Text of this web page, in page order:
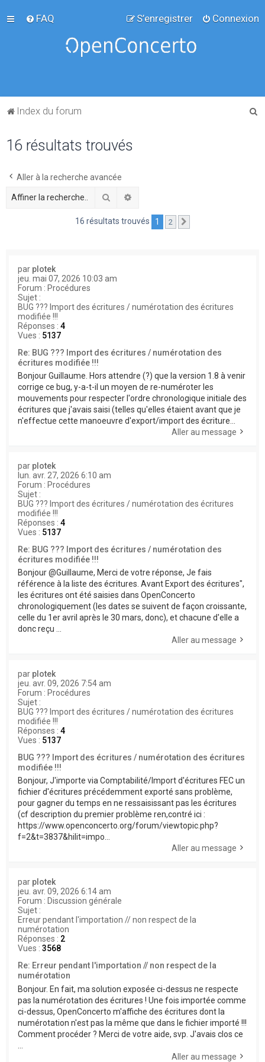
FAQ Connexion
S’enregistrer
Index du forum
16 résultats trouvés
Aller à la recherche avancée
Rechercher
16 résultats trouvés 1 2
par plotek
jeu. mai 07, 2026 10:03 am
Forum : Procédures
Sujet :
BUG ??? Import des écritures / numérotation des écritures
modifiée !!!
Réponses : 4
Vues : 5137
Re: BUG ??? Import des écritures / numérotation des
écritures modifiée !!!
Bonjour Guillaume. Hors attendre (?) que la version 1.8 à venir
corrige ce bug, y-a-t-il un moyen de re-numéroter les
mouvements pour respecter l'ordre chronologique initiale des
écritures que j'avais saisi (telles qu'elles étaient avant que je
n'effectue cette manoeuvre d'export/import des écriture...
Aller au message
par plotek
lun. avr. 27, 2026 6:10 am
Forum : Procédures
Sujet :
BUG ??? Import des écritures / numérotation des écritures
modifiée !!!
Réponses : 4
Vues : 5137
Re: BUG ??? Import des écritures / numérotation des
écritures modifiée !!!
Bonjour @Guillaume, Merci de votre réponse, Je fais
référence à la liste des écritures. Avant Export des écritures",
les écritures ont été saisies dans OpenConcerto
chronologiquement (les dates se suivent de façon croissante,
celle du 1er avril après le 30 mars, donc), et chacune d'elle a
donc reçu ...
Aller au message
par plotek
jeu. avr. 09, 2026 7:54 am
Forum : Procédures
Sujet :
BUG ??? Import des écritures / numérotation des écritures
modifiée !!!
Réponses : 4
Vues : 5137
BUG ??? Import des écritures / numérotation des écritures
modifiée !!!
Bonjour, J'importe via Comptabilité/Import d'écritures FEC un
fichier d'écritures précédemment exporté sans problème,
pour gagner du temps en ne ressaisissant pas les écritures
(cf description du premier problème ren,contré ici :
https://www.openconcerto.org/forum/viewtopic.php?
f=2&t=3837&hilit=impo...
Aller au message
par plotek
jeu. avr. 09, 2026 6:14 am
Forum : Discussion générale
Sujet :
Erreur pendant l'importation // non respect de la
numérotation
Réponses : 2
Vues : 3568
Re: Erreur pendant l'importation // non respect de la
numérotation
Bonjour. En fait, ma solution exposée ci-dessus ne respecte
pas la numérotation des écritures ! Une fois importée comme
ci-dessus, OpenConcerto m'affiche des écritures dont la
numérotation n'est pas la même que dans le fichier importé !!!
Comment procéder ? Merci de votre aide, svp. J'avais clos ce
Aller au message